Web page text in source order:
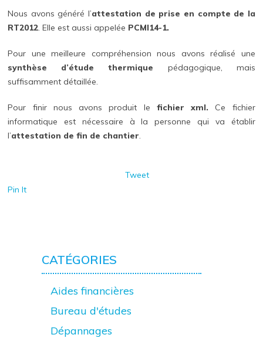
Nous avons généré l’attestation de prise en compte de la
RT2012. Elle est aussi appelée PCMI14-1.
Pour une meilleure compréhension nous avons réalisé une
synthèse d’étude thermique pédagogique, mais
suffisamment détaillée.
Pour finir nous avons produit le fichier xml. Ce fichier
informatique est nécessaire à la personne qui va établir
l’attestation de fin de chantier.
Tweet
Pin It
CATÉGORIES
Aides financières
Bureau d'études
Dépannages